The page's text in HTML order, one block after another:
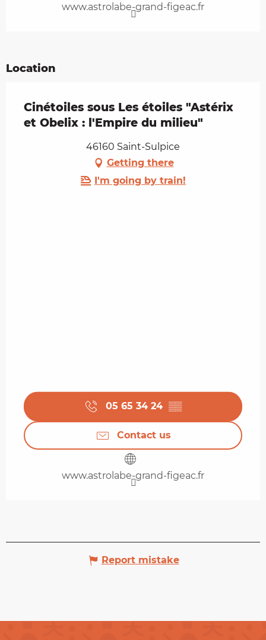
www.astrolabe-grand-figeac.fr
Location
Cinétoiles sous Les étoiles "Astérix
et Obelix : l'Empire du milieu"
46160 Saint-Sulpice
Getting there
I'm going by train!
05 65 34 24 ▒▒
Contact us
www.astrolabe-grand-figeac.fr
Report mistake